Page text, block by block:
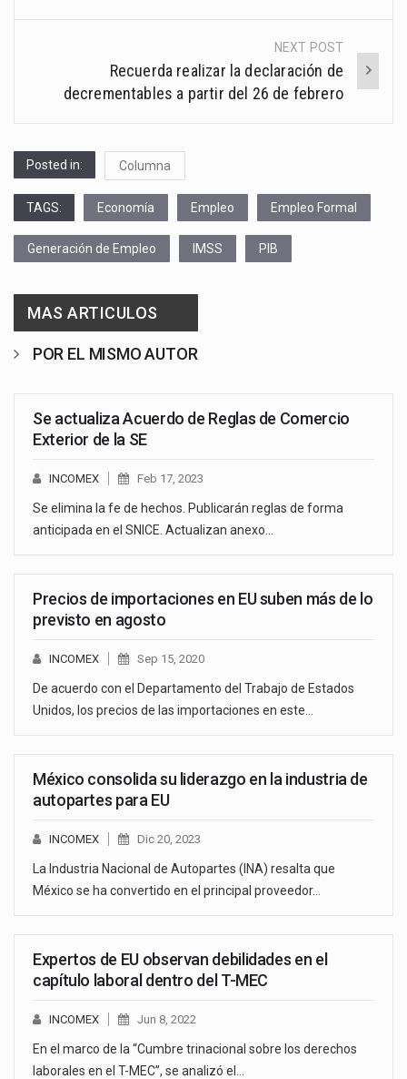
NEXT POST
Recuerda realizar la declaración de
decrementables a partir del 26 de febrero
Posted in: Columna
TAGS: Economía Empleo Empleo Formal
Generación de Empleo IMSS PIB
MAS ARTICULOS
POR EL MISMO AUTOR
Se actualiza Acuerdo de Reglas de Comercio
Exterior de la SE
INCOMEX Feb 17, 2023
Se elimina la fe de hechos. Publicarán reglas de forma
anticipada en el SNICE. Actualizan anexo…
Precios de importaciones en EU suben más de lo
previsto en agosto
INCOMEX Sep 15, 2020
De acuerdo con el Departamento del Trabajo de Estados
Unidos, los precios de las importaciones en este…
México consolida su liderazgo en la industria de
autopartes para EU
INCOMEX Dic 20, 2023
La Industria Nacional de Autopartes (INA) resalta que
México se ha convertido en el principal proveedor…
Expertos de EU observan debilidades en el
capítulo laboral dentro del T-MEC
INCOMEX Jun 8, 2022
En el marco de la “Cumbre trinacional sobre los derechos
laborales en el T-MEC”, se analizó el…